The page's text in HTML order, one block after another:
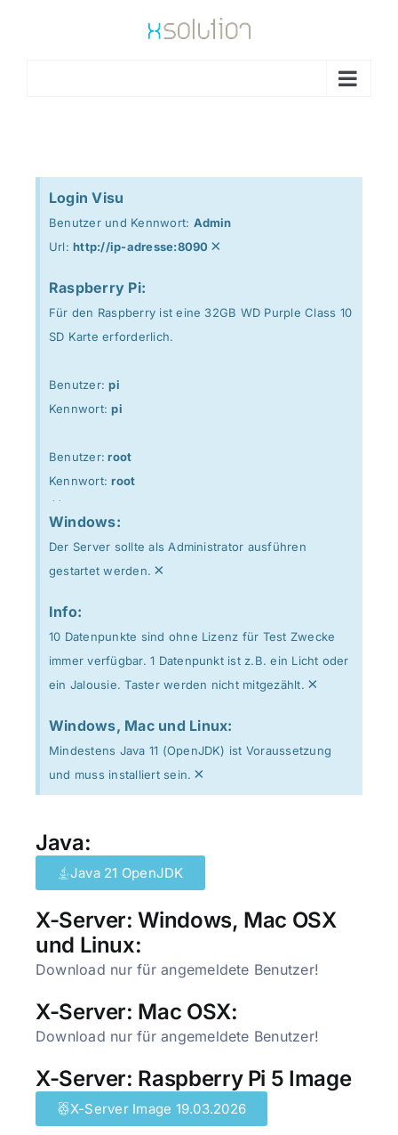
Login Visu
Benutzer und Kennwort: Admin
Url:http://ip-adresse:8090 ×
Raspberry Pi:
Für den Raspberry ist eine 32GB WD Purple Class 10
SD Karte erforderlich.
Benutzer:pi
Kennwort:pi
Benutzer: root
Kennwort:root
×
Windows:
Der Server sollte als Administrator ausführen
gestartet werden. ×
Info:
10 Datenpunkte sind ohne Lizenz für Test Zwecke
immer verfügbar. 1 Datenpunkt ist z.B. ein Licht oder
ein Jalousie. Taster werden nicht mitgezählt. ×
Windows, Mac und Linux:
Mindestens Java 11 (OpenJDK) ist Voraussetzung
und muss installiert sein. ×
Java:
Java 21 OpenJDK
X-Server: Windows, Mac OSX
und Linux:
Download nur für angemeldete Benutzer!
X-Server: Mac OSX:
Download nur für angemeldete Benutzer!
X-Server: Raspberry Pi 5 Image
X-Server Image 19.03.2026